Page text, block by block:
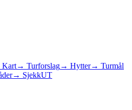
→ Turforslag→ Hytter→ Turmål
→ SjekkUT